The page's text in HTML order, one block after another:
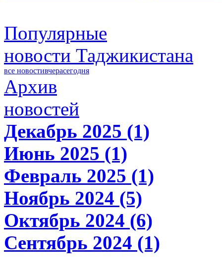
Популярные
новости Таджикистана
все новостивчерасегодня
Архив
новостей
Декабрь 2025 (1)
Июнь 2025 (1)
Февраль 2025 (1)
Ноябрь 2024 (5)
Октябрь 2024 (6)
Сентябрь 2024 (1)